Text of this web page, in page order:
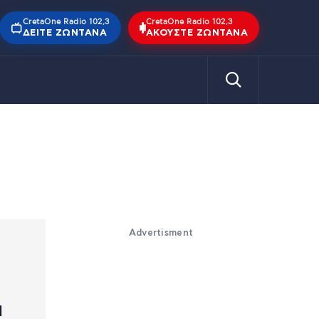
CretaOne Radio 102,3
ΔΕΊΤΕ ΖΩΝΤΑΝΆ
CretaOne Radio 102,3
ΑΚΟΎΣΤΕ ΖΩΝΤΑΝΆ
Advertisment